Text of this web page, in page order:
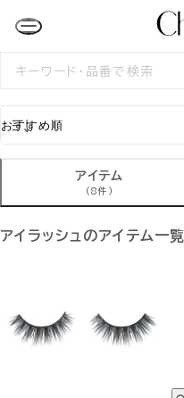
検
アイテム
(8件)
アイラッシュのアイテム一覧